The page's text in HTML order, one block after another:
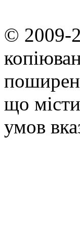
© 2009-
що
умов